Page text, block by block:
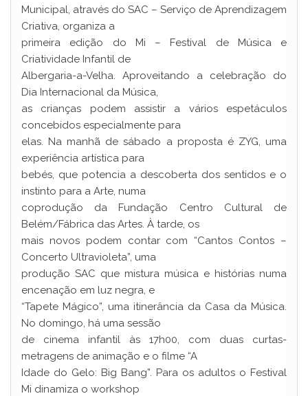
Municipal, através do SAC – Serviço de Aprendizagem
Criativa, organiza a
primeira edição do Mi – Festival de Música e
Criatividade Infantil de
Albergaria-a-Velha. Aproveitando a celebração do
Dia Internacional da Música,
as crianças podem assistir a vários espetáculos
concebidos especialmente para
elas. Na manhã de sábado a proposta é ZYG, uma
experiência artística para
bebés, que potencia a descoberta dos sentidos e o
instinto para a Arte, numa
coprodução da Fundação Centro Cultural de
Belém/Fábrica das Artes. À tarde, os
mais novos podem contar com “Cantos Contos –
Concerto Ultravioleta”, uma
produção SAC que mistura música e histórias numa
encenação em luz negra, e
“Tapete Mágico”, uma itinerância da Casa da Música.
No domingo, há uma sessão
de cinema infantil às 17h00, com duas curtas-
metragens de animação e o filme “A
Idade do Gelo: Big Bang”. Para os adultos o Festival
Mi dinamiza o workshop